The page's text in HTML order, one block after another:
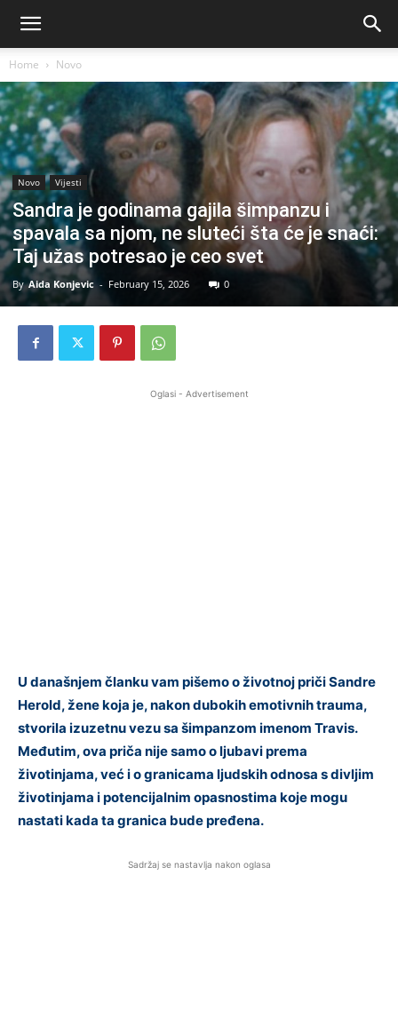
Home Novo
Novo Vijesti
Sandra je godinama gajila šimpanzu i
spavala sa njom, ne sluteći šta će je snaći:
Taj užas potresao je ceo svet
By Aida Konjevic - February 15, 2026 0
Oglasi - Advertisement
U današnjem članku vam pišemo o životnoj priči Sandre
Herold, žene koja je, nakon dubokih emotivnih trauma,
stvorila izuzetnu vezu sa šimpanzom imenom Travis.
Međutim, ova priča nije samo o ljubavi prema
životinjama, već i o granicama ljudskih odnosa s divljim
životinjama i potencijalnim opasnostima koje mogu
nastati kada ta granica bude pređena.
Sadržaj se nastavlja nakon oglasa